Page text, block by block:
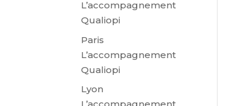
L’accompagnement
Qualiopi
Paris
L’accompagnement
Qualiopi
Lyon